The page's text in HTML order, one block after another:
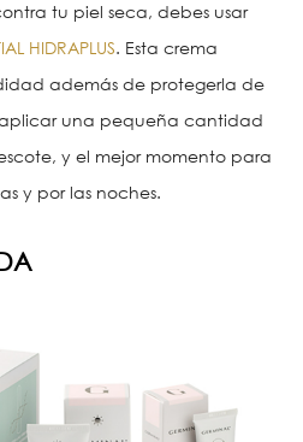
tu piel seca, debes usar
HIDRAPLUS. Esta crema
además de protegerla de
aplicar una pequeña cantidad
y el mejor momento para
y por las noches.